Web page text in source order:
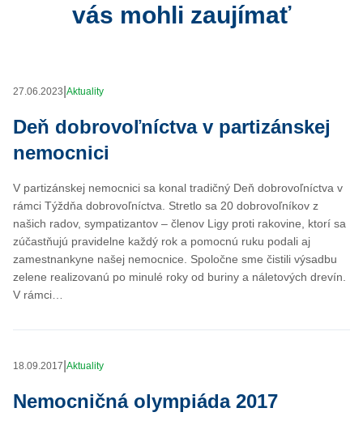
vás mohli zaujímať
27.06.2023 Aktuality
Deň dobrovoľníctva v partizánskej
nemocnici
V partizánskej nemocnici sa konal tradičný Deň dobrovoľníctva v
rámci Týždňa dobrovoľníctva. Stretlo sa 20 dobrovoľníkov z
našich radov, sympatizantov – členov Ligy proti rakovine, ktorí sa
zúčastňujú pravidelne každý rok a pomocnú ruku podali aj
zamestnankyne našej nemocnice. Spoločne sme čistili výsadbu
zelene realizovanú po minulé roky od buriny a náletových drevín.
V rámci…
18.09.2017 Aktuality
Nemocničná olympiáda 2017